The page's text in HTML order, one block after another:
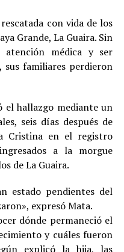
con vida de los
Grande, La Guaira. Sin
atención médica y ser
sus familiares perdieron
el hallazgo mediante un
seis días después de
Cristina en el registro
a la morgue
de La Guaira.
estado pendientes del
expresó Mata.
dónde permaneció el
y cuáles fueron
explicó la hija, las